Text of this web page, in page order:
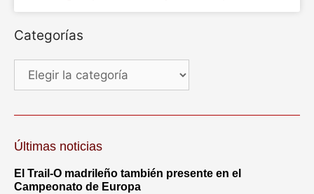
Categorías
Últimas noticias
El Trail-O madrileño también presente en el
Campeonato de Europa